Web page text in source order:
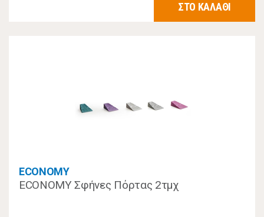
ΣΤΟ ΚΑΛΑΘΙ
ECONOMY
ECONOMY Σφήνες Πόρτας 2τμχ